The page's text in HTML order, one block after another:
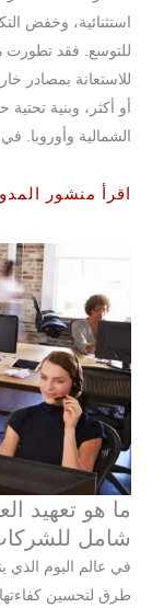
استثنائية، وخفض
للتوسع. فقد تطورت
للاستعانة بمصادر
أو أكثر، وبنية
الشمالية وأوروبا. في Worldwide...
اقرأ منشور
شامل
في عالم اليوم الذي
طرق لتحسين